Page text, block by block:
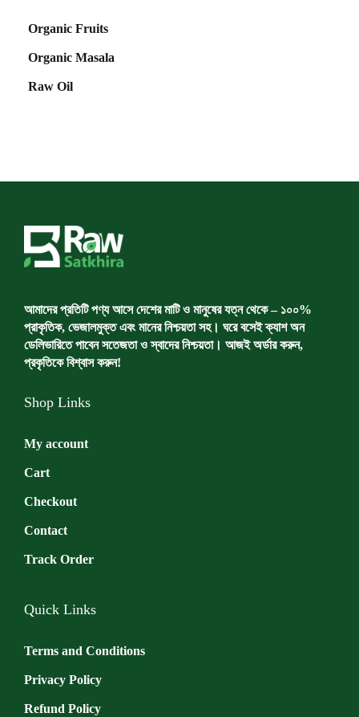
Organic Fruits
Organic Masala
Raw Oil
আমাদের প্রতিটি পণ্য আসে দেশের মাটি ও মানুষের যত্ন থেকে – ১০০%
প্রাকৃতিক, ভেজালমুক্ত এবং মানের নিশ্চয়তা সহ। ঘরে বসেই ক্যাশ অন
ডেলিভারিতে পাবেন সতেজতা ও স্বাদের নিশ্চয়তা। আজই অর্ডার করুন,
প্রকৃতিকে বিশ্বাস করুন!
Shop Links
My account
Cart
Checkout
Contact
Track Order
Quick Links
Terms and Conditions
Privacy Policy
Refund Policy